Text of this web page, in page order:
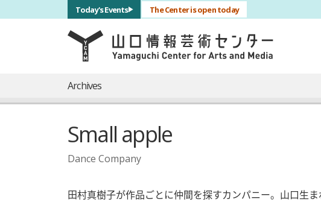
skip to main content The Center is open today
Today's Events
言語を切り替える
メインナビゲーション
Archives
Small apple
Dance Company
田村真樹子が作品ごとに仲間を探すカンパニー。山口生